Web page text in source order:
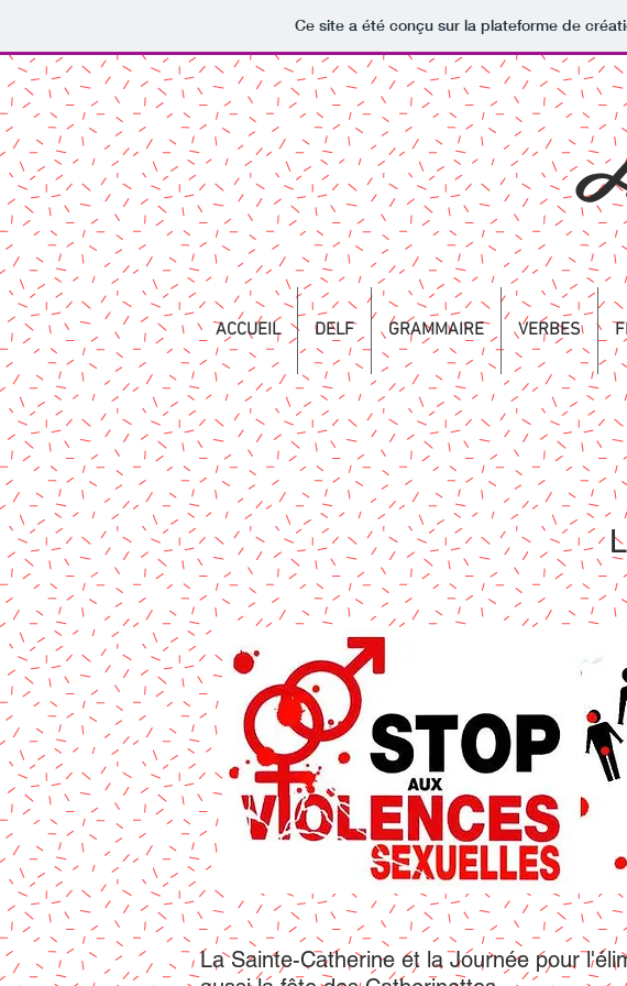
Ce site a été conçu sur la plateforme de
ACCUEIL DELF GRAMMAIRE VERBES
La Sainte-Catherine et la Journée pour